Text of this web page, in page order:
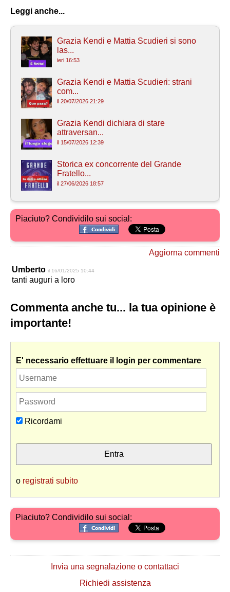
Leggi anche...
Grazia Kendi e Mattia Scudieri si sono
las...
ieri 16:53
Grazia Kendi e Mattia Scudieri: strani
com...
il 20/07/2026 21:29
Grazia Kendi dichiara di stare
attraversan...
il 15/07/2026 12:39
Storica ex concorrente del Grande
Fratello...
il 27/06/2026 18:57
Piaciuto? Condividilo sui social:
Aggiorna commenti
Umberto il 16/01/2025 10:44
tanti auguri a loro
Commenta anche tu... la tua opinione è
importante!
E' necessario effettuare il login per commentare
Ricordami
o registrati subito
Piaciuto? Condividilo sui social:
Invia una segnalazione o contattaci
Richiedi assistenza